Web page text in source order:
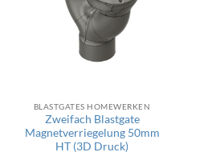
BLASTGATES HOMEWERKEN
Zweifach Blastgate
Magnetverriegelung 50mm
HT (3D Druck)